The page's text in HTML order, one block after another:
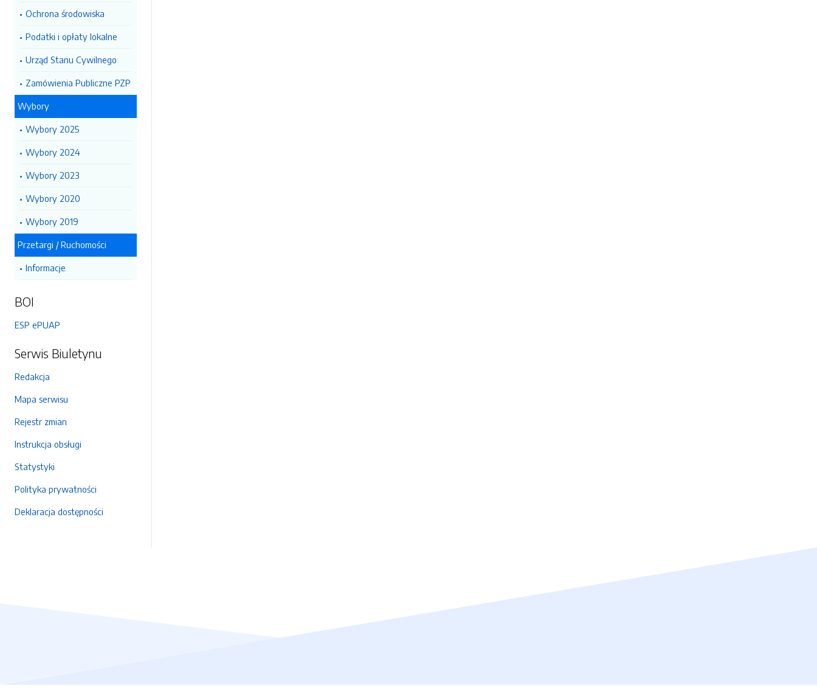
Ochrona środowiska
Podatki i opłaty lokalne
Urząd Stanu Cywilnego
Zamówienia Publiczne PZP
Wybory
Wybory 2025
Wybory 2024
Wybory 2023
Wybory 2020
Wybory 2019
Przetargi / Ruchomości
Informacje
BOI
ESP ePUAP
Serwis Biuletynu
Redakcja
Mapa serwisu
Rejestr zmian
Instrukcja obsługi
Statystyki
Polityka prywatności
Deklaracja dostępności